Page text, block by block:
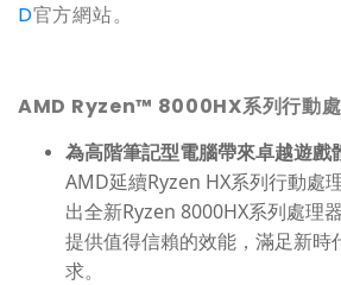
D官方網站。
AMD Ryzen™ 8000HX系列行動
為高階筆記型電腦帶來卓越遊戲
AMD延續Ryzen HX系列行動處
出全新Ryzen 8000HX系列處理
提供值得信賴的效能，滿足新時
求。